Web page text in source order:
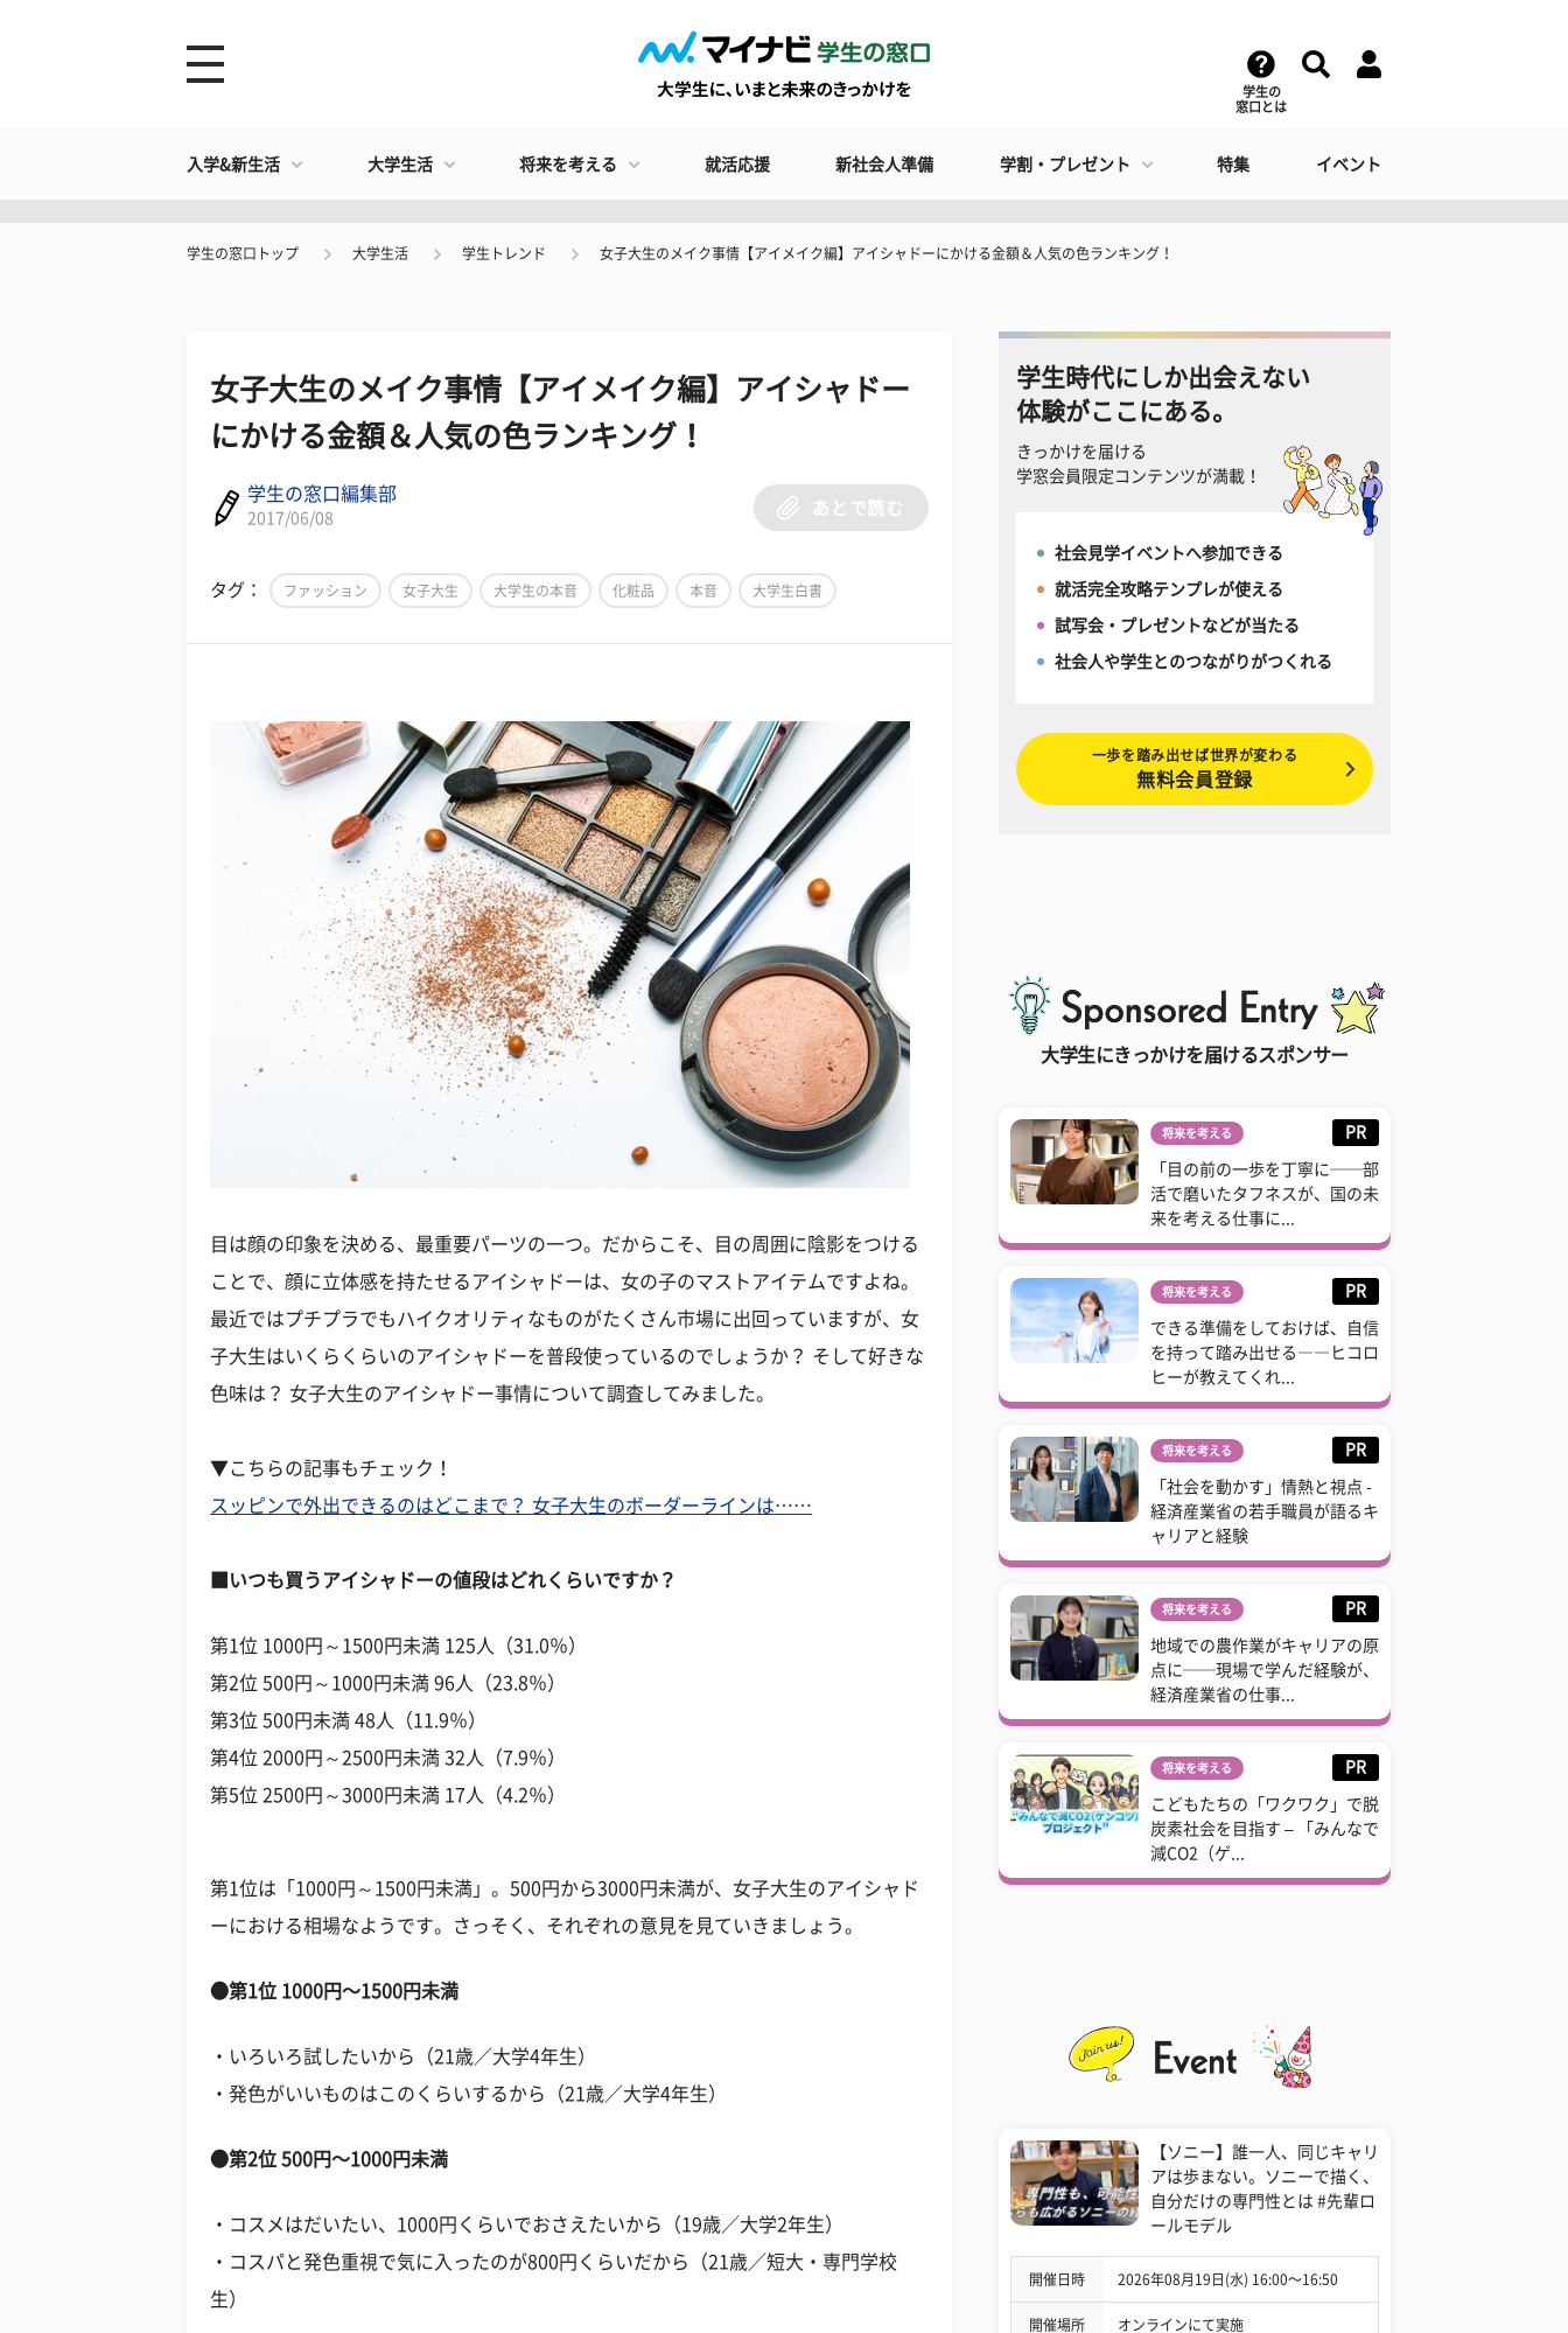
学生の
窓口とは
入学&新生活 大学生活 将来を考える 就活応援 新社会人準備 学割・プレゼント 特集 イベント
学生の窓口トップ 大学生活 学生トレンド 女子大生のメイク事情【アイメイク編】アイシャドーにかける金額＆人気の色ランキング！
女子大生のメイク事情【アイメイク編】アイシャドー
にかける金額＆人気の色ランキング！
学生の窓口編集部
2017/06/08
あとで読む
タグ： ファッション 女子大生 大学生の本音 化粧品 本音 大学生白書
目は顔の印象を決める、最重要パーツの一つ。だからこそ、目の周囲に陰影をつける
ことで、顔に立体感を持たせるアイシャドーは、女の子のマストアイテムですよね。
最近ではプチプラでもハイクオリティなものがたくさん市場に出回っていますが、女
子大生はいくらくらいのアイシャドーを普段使っているのでしょうか？ そして好きな
色味は？ 女子大生のアイシャドー事情について調査してみました。
▼こちらの記事もチェック！
スッピンで外出できるのはどこまで？ 女子大生のボーダーラインは……
■いつも買うアイシャドーの値段はどれくらいですか？
第1位 1000円～1500円未満 125人（31.0％）
第2位 500円～1000円未満 96人（23.8％）
第3位 500円未満 48人（11.9％）
第4位 2000円～2500円未満 32人（7.9％）
第5位 2500円～3000円未満 17人（4.2％）
第1位は「1000円～1500円未満」。500円から3000円未満が、女子大生のアイシャド
ーにおける相場なようです。さっそく、それぞれの意見を見ていきましょう。
●第1位 1000円～1500円未満
・いろいろ試したいから（21歳／大学4年生）
・発色がいいものはこのくらいするから（21歳／大学4年生）
●第2位 500円～1000円未満
・コスメはだいたい、1000円くらいでおさえたいから（19歳／大学2年生）
・コスパと発色重視で気に入ったのが800円くらいだから（21歳／短大・専門学校
生）
学生時代にしか出会えない
体験がここにある。
きっかけを届ける
学窓会員限定コンテンツが満載！
社会見学イベントへ参加できる
就活完全攻略テンプレが使える
試写会・プレゼントなどが当たる
社会人や学生とのつながりがつくれる
一歩を踏み出せば世界が変わる
無料会員登録
大学生にきっかけを届けるスポンサー
将来を考える PR
「目の前の一歩を丁寧に──部
活で磨いたタフネスが、国の未
来を考える仕事に...
将来を考える PR
できる準備をしておけば、自信
を持って踏み出せる――ヒコロ
ヒーが教えてくれ...
将来を考える PR
「社会を動かす」情熱と視点 -
経済産業省の若手職員が語るキ
ャリアと経験
将来を考える PR
地域での農作業がキャリアの原
点に──現場で学んだ経験が、
経済産業省の仕事...
将来を考える PR
こどもたちの「ワクワク」で脱
炭素社会を目指す – 「みんなで
減CO2（ゲ...
【ソニー】誰一人、同じキャリ
アは歩まない。ソニーで描く、
自分だけの専門性とは #先輩ロ
ールモデル
開催日時 2026年08月19日(水) 16:00〜16:50
開催場所 オンラインにて実施